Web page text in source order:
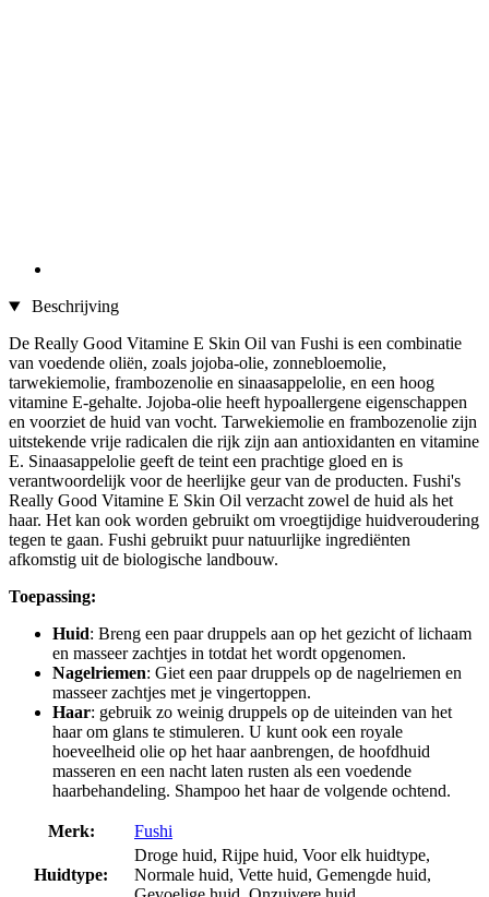
Beschrijving
De Really Good Vitamine E Skin Oil van Fushi is een combinatie
van voedende oliën, zoals jojoba-olie, zonnebloemolie,
tarwekiemolie, frambozenolie en sinaasappelolie, en een hoog
vitamine E-gehalte. Jojoba-olie heeft hypoallergene eigenschappen
en voorziet de huid van vocht. Tarwekiemolie en frambozenolie zijn
uitstekende vrije radicalen die rijk zijn aan antioxidanten en vitamine
E. Sinaasappelolie geeft de teint een prachtige gloed en is
verantwoordelijk voor de heerlijke geur van de producten. Fushi's
Really Good Vitamine E Skin Oil verzacht zowel de huid als het
haar. Het kan ook worden gebruikt om vroegtijdige huidveroudering
tegen te gaan. Fushi gebruikt puur natuurlijke ingrediënten
afkomstig uit de biologische landbouw.
Toepassing:
Huid: Breng een paar druppels aan op het gezicht of lichaam
en masseer zachtjes in totdat het wordt opgenomen.
Nagelriemen: Giet een paar druppels op de nagelriemen en
masseer zachtjes met je vingertoppen.
Haar: gebruik zo weinig druppels op de uiteinden van het
haar om glans te stimuleren. U kunt ook een royale
hoeveelheid olie op het haar aanbrengen, de hoofdhuid
masseren en een nacht laten rusten als een voedende
haarbehandeling. Shampoo het haar de volgende ochtend.
Merk: Fushi
Huidtype:
Droge huid, Rijpe huid, Voor elk huidtype,
Normale huid, Vette huid, Gemengde huid,